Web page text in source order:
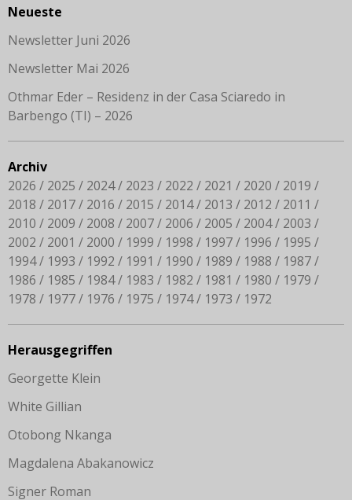
Neueste
Newsletter Juni 2026
Newsletter Mai 2026
Othmar Eder – Residenz in der Casa Sciaredo in
Barbengo (TI) – 2026
Archiv
2026
2025 2024 2023 2022 2021 2020
2019
2018
2017 2016 2015 2014 2013 2012
2011
2010
2009 2008 2007 2006 2005 2004
2003
2002
2001 2000 1999 1998 1997 1996
1995
1994
1993 1992 1991 1990 1989 1988
1987
1986
1985 1984 1983 1982 1981 1980
1979
1978
1977 1976 1975 1974 1973 1972
Herausgegriffen
Georgette Klein
White Gillian
Otobong Nkanga
Magdalena Abakanowicz
Signer Roman